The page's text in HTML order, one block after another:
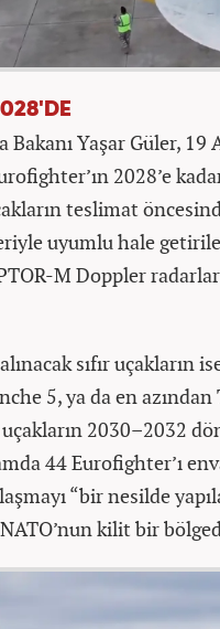
Yaşar Güler, 19
2028’e
teslimat
uyumlu hale
M Doppler
sıfır uçakların
5, ya da en
2030–2032
44 Eurofighter’ı
“bir nesilde
kilit bir